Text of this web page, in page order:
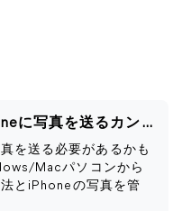
【7選！】パソコンからiPhoneに写真を送るカンタン方法
を送る必要があるかも
Macパソコンから
とiPhoneの写真を管